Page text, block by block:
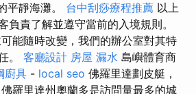
平靜海灘。 台中刮痧療程推薦 以上
負責了解並遵守當前的入境規則。
能隨時改變，我們的辦公室對其特
。 客廳設計 房屋 漏水 島嶼體育商
廚具 - local seo 佛羅里達劃皮艇，
羅里達州奧蘭多是訪問量最多的城